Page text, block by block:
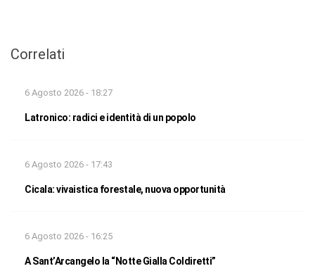
Correlati
6 Agosto 2026 - 18:27
Latronico: radici e identità di un popolo
6 Agosto 2026 - 17:43
Cicala: vivaistica forestale, nuova opportunità
6 Agosto 2026 - 16:25
A Sant’Arcangelo la “Notte Gialla Coldiretti”